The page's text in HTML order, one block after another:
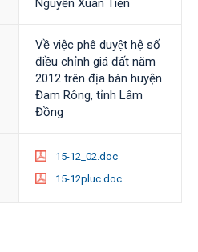
Nguyễn Xuân Tiến
Về việc phê duyệt hệ số
điều chỉnh giá đất năm
2012 trên địa bàn huyện
Đam Rông, tỉnh Lâm
Đồng
15-12_02.doc
15-12pluc.doc